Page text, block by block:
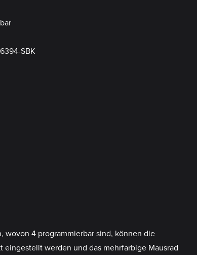
SBK
wovon 4 programmierbar sind, können die
werden und das mehrfarbige Mausrad